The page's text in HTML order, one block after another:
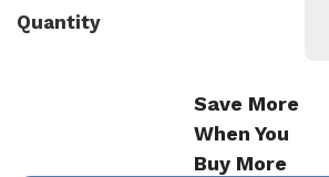
Quantity
Save More
When You
Buy More